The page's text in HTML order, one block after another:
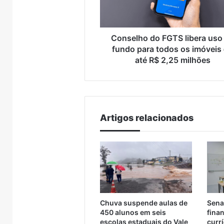
todos
imóveis
Conselho do FGTS libera
fundo para todos os imóveis
até R$ 2,25 milhões
Artigos relacionados
Chuva suspende aulas de
450 alunos em seis
escolas estaduais do Vale
do
Caminho
da
Fé
e